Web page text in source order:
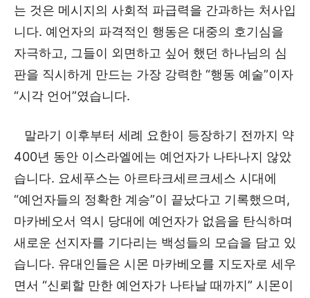
는 것은 메시지의 사회적 파급력을 간과하는 처사입
니다. 예언자의 파격적인 행동은 대중의 호기심을
자극하고, 그들이 외면하고 싶어 했던 하나님의 심
판을 직시하게 만드는 가장 강력한 “행동 예술”이자
“시각 언어”였습니다.
말라기 이후부터 세례 요한이 등장하기 전까지 약
400년 동안 이스라엘에는 예언자가 나타나지 않았
습니다. 요세푸스는 아르타크세르크세스 시대에
“예언자들의 정확한 계승”이 끝났다고 기록했으며,
마카베오서 역시 당대에 예언자가 없음을 탄식하며
새로운 선지자를 기다리는 백성들의 모습을 담고 있
습니다. 유대인들은 시몬 마카베오를 지도자로 세우
면서 “신뢰할 만한 예언자가 나타날 때까지” 시몬이